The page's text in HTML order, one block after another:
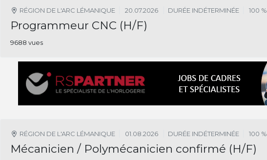
RÉGION DE L'ARC LÉMANIQUE 20.07.2026 DURÉE INDÉTERMINÉE 100 %
Programmeur CNC (H/F)
9688 vues
RÉGION DE L'ARC LÉMANIQUE 01.08.2026 DURÉE INDÉTERMINÉE 100 %
Mécanicien / Polymécanicien confirmé (H/F)